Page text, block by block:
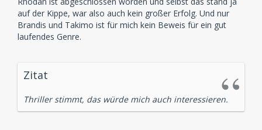
auf der Kippe, war also auch kein großer Erfolg. Und nur
Brandis und Takimo ist für mich kein Beweis für ein gut
laufendes Genre.
Zitat
Thriller stimmt, das würde mich auch interessieren.